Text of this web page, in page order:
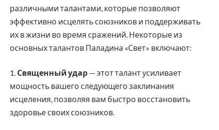
различными талантами, которые позволяют
эффективно исцелять союзников и поддерживать
их в жизни во время сражений. Некоторые из
основных талантов Паладина «Свет» включают:
1. Священный удар — этот талант усиливает
мощность вашего следующего заклинания
исцеления, позволяя вам быстро восстановить
здоровье своих союзников.